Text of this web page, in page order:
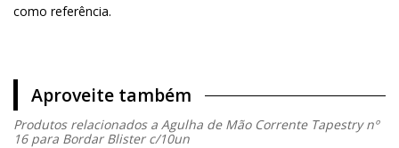
como referência.
Aproveite também
Produtos relacionados a Agulha de Mão Corrente Tapestry nº
16 para Bordar Blister c/10un